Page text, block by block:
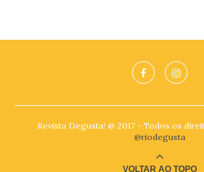
Revista Degusta! @ 2017 - Todos os
@riodegusta
VOLTAR AO TOPO